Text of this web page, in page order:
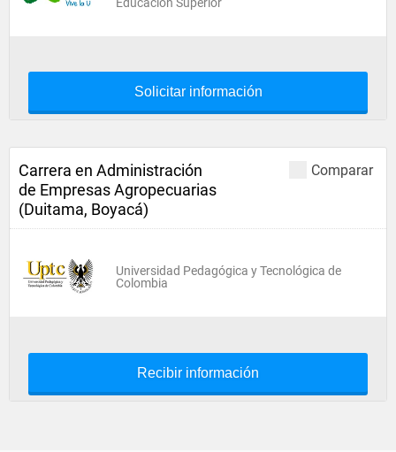
Solicitar información
Comparar
Carrera en Administración
de Empresas Agropecuarias
(Duitama, Boyacá)
Universidad Pedagógica y Tecnológica de
Colombia
Recibir información